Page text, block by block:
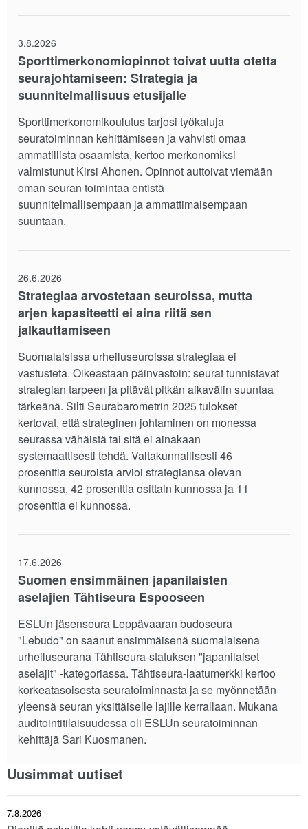
3.8.2026
Sporttimerkonomiopinnot toivat uutta otetta
seurajohtamiseen: Strategia ja
suunnitelmallisuus etusijalle
Sporttimerkonomikoulutus tarjosi työkaluja
seuratoiminnan kehittämiseen ja vahvisti omaa
ammatillista osaamista, kertoo merkonomiksi
valmistunut Kirsi Ahonen. Opinnot auttoivat viemään
oman seuran toimintaa entistä
suunnitelmallisempaan ja ammattimaisempaan
suuntaan.
26.6.2026
Strategiaa arvostetaan seuroissa, mutta
arjen kapasiteetti ei aina riitä sen
jalkauttamiseen
Suomalaisissa urheiluseuroissa strategiaa ei
vastusteta. Oikeastaan päinvastoin: seurat tunnistavat
strategian tarpeen ja pitävät pitkän aikavälin suuntaa
tärkeänä. Silti Seurabarometrin 2025 tulokset
kertovat, että strateginen johtaminen on monessa
seurassa vähäistä tai sitä ei ainakaan
systemaattisesti tehdä. Valtakunnallisesti 46
prosenttia seuroista arvioi strategiansa olevan
kunnossa, 42 prosenttia osittain kunnossa ja 11
prosenttia ei kunnossa.
17.6.2026
Suomen ensimmäinen japanilaisten
aselajien Tähtiseura Espooseen
ESLUn jäsenseura Leppävaaran budoseura
"Lebudo" on saanut ensimmäisenä suomalaisena
urheiluseurana Tähtiseura-statuksen "japanilaiset
aselajit" -kategoriassa. Tähtiseura-laatumerkki kertoo
korkeatasoisesta seuratoiminnasta ja se myönnetään
yleensä seuran yksittäiselle lajille kerrallaan. Mukana
auditointitilaisuudessa oli ESLUn seuratoiminnan
kehittäjä Sari Kuosmanen.
Uusimmat uutiset
7.8.2026